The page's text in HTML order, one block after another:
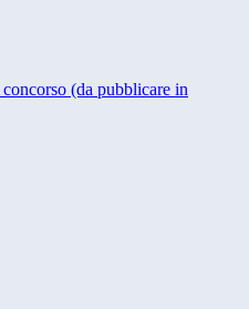
(da pubblicare in